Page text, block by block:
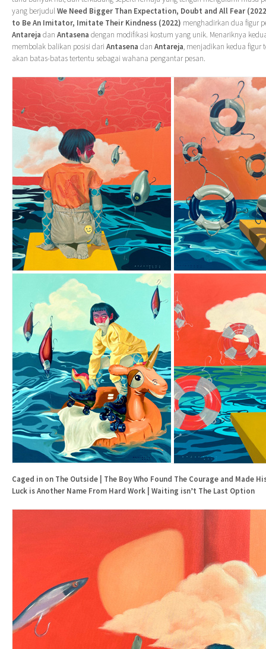
yang berjudulWe Need Bigger Than Expectation, Doubt and All Fear
to Be An Imitator, Imitate Their Kindness (2022) menghadirkan dua figur
Antareja dan Antasena dengan modifikasi kostum yang unik. Menariknya
membolak balikan posisi dari Antasena dan Antareja, menjadikan kedua figur
akan batas-batas tertentu sebagai wahana pengantar pesan.
Caged in on The Outside | The Boy Who Found The Courage and Made
Luck is Another Name From Hard Work | Waiting isn’t The Last Option